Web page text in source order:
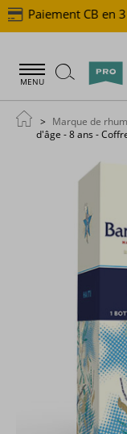
Paiement CB en 3
MENU
Marque de rhum
d'âge - 8 ans -